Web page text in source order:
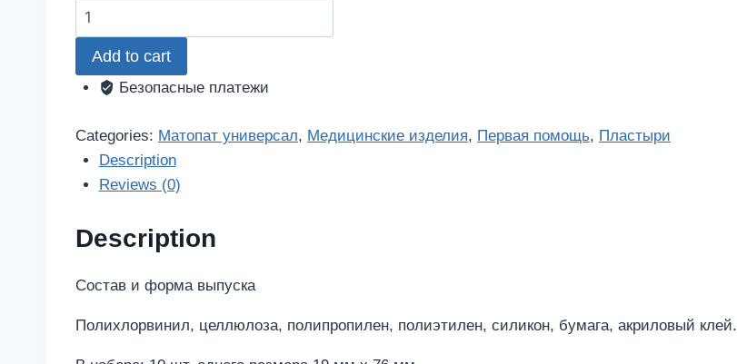
Матопат
универсал
пластырь
20
шт.
quantity
Add to cart
Безопасные платежи
Categories: Матопат универсал, Медицинские изделия, Первая помощь, Пластыри
Description
Reviews (0)
Description
Состав и форма выпуска
Полихлорвинил, целлюлоза, полипропилен, полиэтилен, силикон, бумага, акриловый клей.